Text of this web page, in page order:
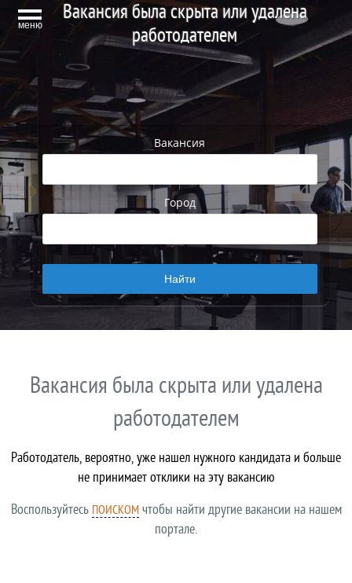
меню
Вакансия была скрыта или удалена
работодателем
Вакансия
Город
Вакансия была скрыта или удалена
работодателем
Работодатель, вероятно, уже нашел нужного кандидата и больше
не принимает отклики на эту вакансию
Воспользуйтесь ПОИСКОМчтобы найти другие вакансии на нашем
портале.